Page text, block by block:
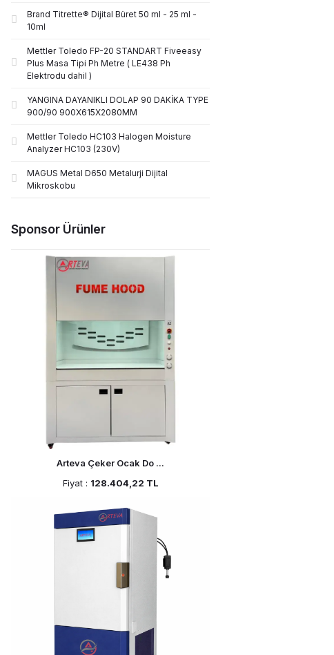
Brand Titrette® Dijital Büret 50 ml - 25 ml -
10ml
Mettler Toledo FP-20 STANDART Fiveeasy
Plus Masa Tipi Ph Metre ( LE438 Ph
Elektrodu dahil )
YANGINA DAYANIKLI DOLAP 90 DAKİKA TYPE
900/90 900X615X2080MM
Mettler Toledo HC103 Halogen Moisture
Analyzer HC103 (230V)
MAGUS Metal D650 Metalurji Dijital
Mikroskobu
Sponsor Ürünler
Arteva Çeker Ocak Do ...
Fiyat : 128.404,22 TL